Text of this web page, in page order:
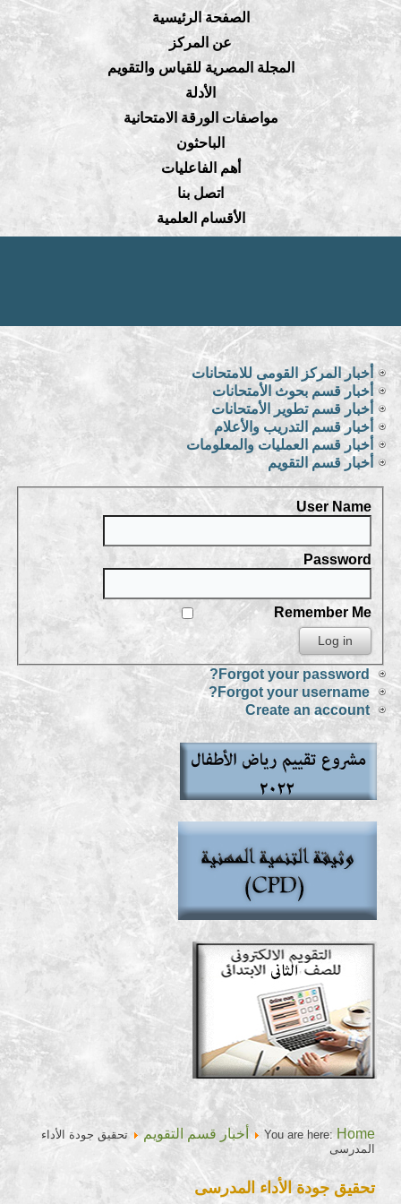
الصفحة الرئيسية
عن المركز
المجلة المصرية للقياس والتقويم
الأدلة
مواصفات الورقة الامتحانية
الباحثون
أهم الفاعليات
اتصل بنا
الأقسام العلمية
أخبار المركز القومى للامتحانات
أخبار قسم بحوث الأمتحانات
أخبار قسم تطوير الأمتحانات
أخبار قسم التدريب والأعلام
أخبار قسم العمليات والمعلومات
أخبار قسم التقويم
User Name
Password
Remember Me
Forgot your password?
Forgot your username?
Create an account
You are here: Home أخبار قسم التقويم
تحقيق جودة الأداء
المدرسى
تحقيق جودة الأداء المدرسى